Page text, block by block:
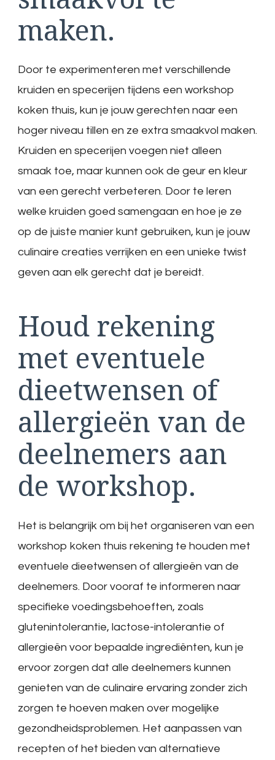
maken.
Door te experimenteren met verschillende
kruiden en specerijen tijdens een workshop
koken thuis, kun je jouw gerechten naar een
hoger niveau tillen en ze extra smaakvol maken.
Kruiden en specerijen voegen niet alleen
smaak toe, maar kunnen ook de geur en kleur
van een gerecht verbeteren. Door te leren
welke kruiden goed samengaan en hoe je ze
op de juiste manier kunt gebruiken, kun je jouw
culinaire creaties verrijken en een unieke twist
geven aan elk gerecht dat je bereidt.
Houd rekening
met eventuele
dieetwensen of
allergieën van de
deelnemers aan
de workshop.
Het is belangrijk om bij het organiseren van een
workshop koken thuis rekening te houden met
eventuele dieetwensen of allergieën van de
deelnemers. Door vooraf te informeren naar
specifieke voedingsbehoeften, zoals
glutenintolerantie, lactose-intolerantie of
allergieën voor bepaalde ingrediënten, kun je
ervoor zorgen dat alle deelnemers kunnen
genieten van de culinaire ervaring zonder zich
zorgen te hoeven maken over mogelijke
gezondheidsproblemen. Het aanpassen van
recepten of het bieden van alternatieve